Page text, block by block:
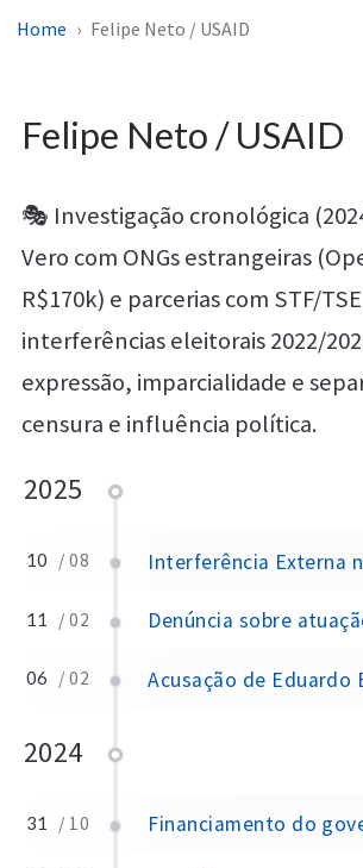
Home Felipe Neto / USAID
Felipe Neto / USAID
🎭 Investigação cronológica
Vero com ONGs estrangeiras
R$170k) e parcerias com STF/
interferências eleitorais 2022/
expressão, imparcialidade e
censura e influência política.
2025
10 / 08 Interferência Externa
11 / 02 Denúncia sobre atuação
06 / 02 Acusação de Eduardo
2024
31 / 10 Financiamento do